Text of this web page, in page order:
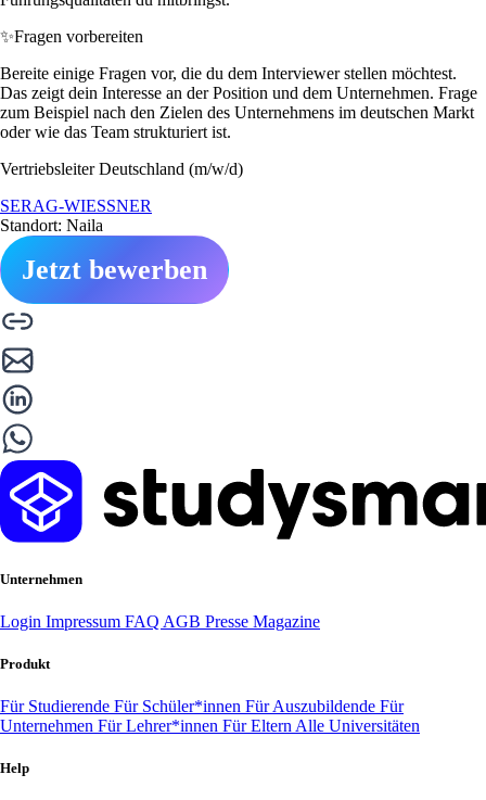
✨Fragen vorbereiten
Bereite einige Fragen vor, die du dem Interviewer stellen möchtest.
Das zeigt dein Interesse an der Position und dem Unternehmen. Frage
zum Beispiel nach den Zielen des Unternehmens im deutschen Markt
oder wie das Team strukturiert ist.
Vertriebsleiter Deutschland (m/w/d)
SERAG-WIESSNER
Standort: Naila
Jetzt bewerben
Unternehmen
Login Impressum FAQ AGB Presse Magazine
Produkt
Für Studierende Für Schüler*innen Für Auszubildende Für
Unternehmen Für Lehrer*innen Für Eltern Alle Universitäten
Help